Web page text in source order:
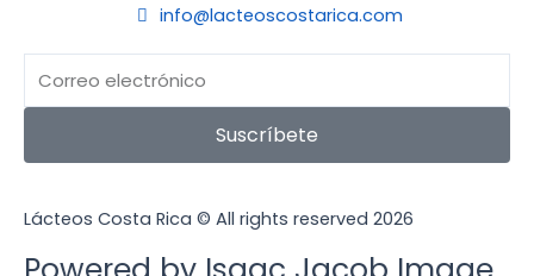
info@lacteoscostarica.com
Suscríbete
Lácteos Costa Rica © All rights reserved 2026